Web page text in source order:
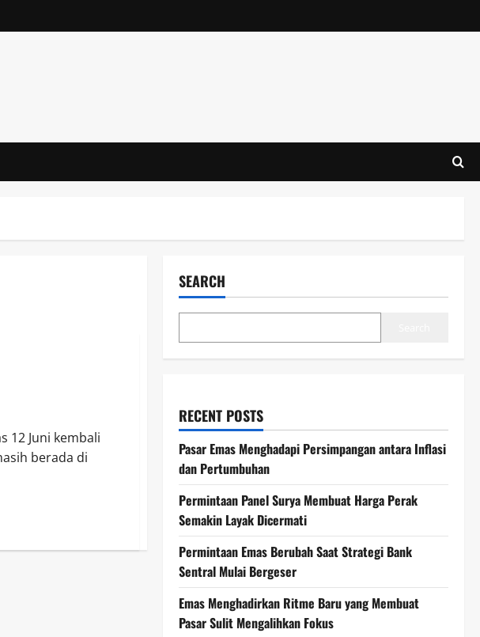
12 Juni kembali
berada di
SEARCH
RECENT POSTS
Pasar Emas Menghadapi Persimpangan antara Inflasi
dan Pertumbuhan
Permintaan Panel Surya Membuat Harga Perak
Semakin Layak Dicermati
Permintaan Emas Berubah Saat Strategi Bank
Sentral Mulai Bergeser
Emas Menghadirkan Ritme Baru yang Membuat
Pasar Sulit Mengalihkan Fokus